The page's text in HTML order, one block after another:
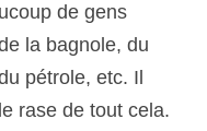
de gens
la bagnole, du
pétrole, etc. Il
rase de tout cela.